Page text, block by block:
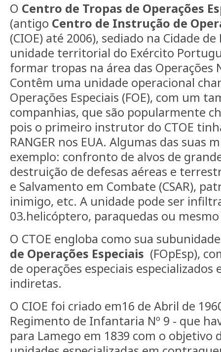
O Centro de Tropas de Operações
(antigo Centro de Instrução de
(CIOE) até 2006), sediado na Cidade
unidade territorial do Exército
formar tropas na área das Operações
Contêm uma unidade operacional
Operações Especiais (FOE), com um
companhias, que são popularmente
pois o primeiro instrutor do CTOE
RANGER nos EUA. Algumas das suas
exemplo: confronto de alvos de
destruição de defesas aéreas e
e Salvamento em Combate (CSAR),
inimigo, etc. A unidade pode ser
03.helicóptero, paraquedas ou
O CTOE engloba como sua
de Operações Especiais (FOpEsp),
de operações especiais especializados
indiretas.
O CIOE foi criado em16 de Abril de
Regimento de Infantaria Nº 9 - que
para Lamego em 1839 com o objetivo